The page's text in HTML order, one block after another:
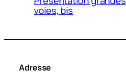
voies, bis
Adresse